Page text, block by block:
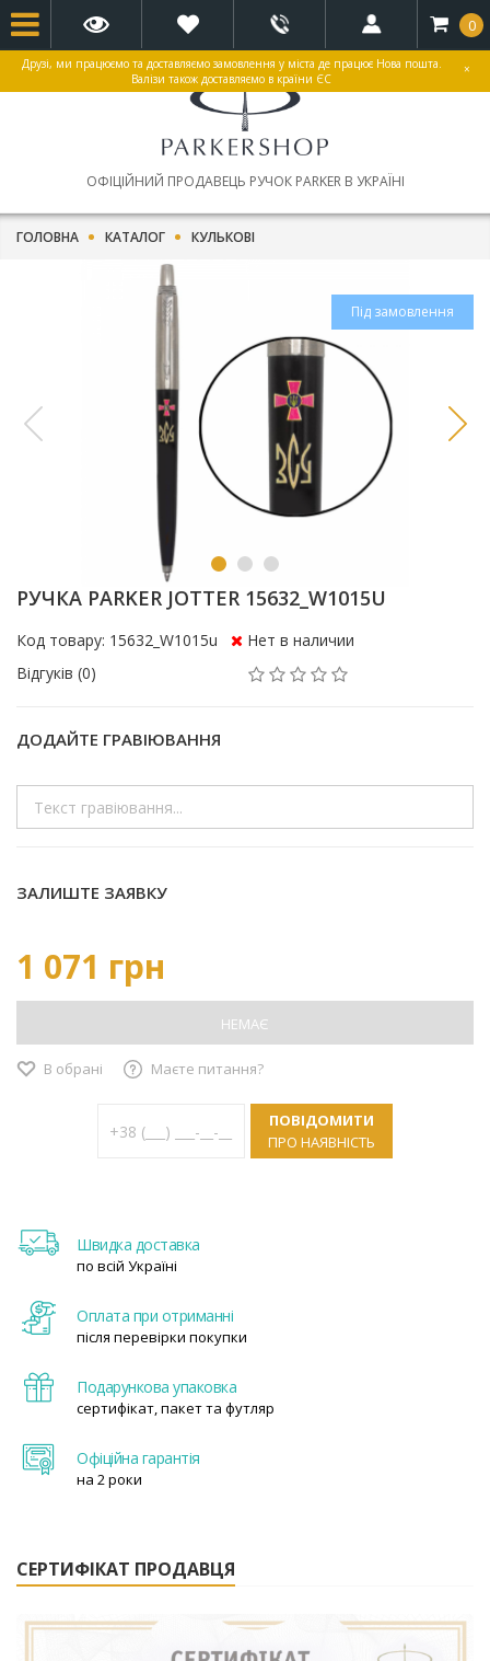
Друзі, ми працюємо та доставляємо замовлення у міста де працює Нова пошта.
Валізи також доставляємо в країни ЄС
×
ОФІЦІЙНИЙ ПРОДАВЕЦЬ РУЧОК PARKER В УКРАЇНІ
0
ГОЛОВНА КАТАЛОГ КУЛЬКОВІ
Під замовлення
РУЧКА PARKER JOTTER 15632_W1015U
Код товару: 15632_W1015u
Нет в наличии
Відгуків (0)
ДОДАЙТЕ ГРАВІЮВАННЯ
ЗАЛИШТЕ ЗАЯВКУ
1 071 грн
НЕМАЄ
В обрані Маєте питання?
ПОВІДОМИТИ
ПРО НАЯВНІСТЬ
Швидка доставка
по всій Україні
Оплата при отриманні
після перевірки покупки
Подарункова упаковка
сертифікат, пакет та футляр
Офіційна гарантія
на 2 роки
СЕРТИФІКАТ ПРОДАВЦЯ